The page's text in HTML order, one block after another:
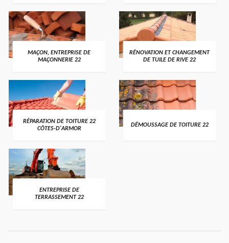
MAÇON, ENTREPRISE DE
MAÇONNERIE 22
RÉNOVATION ET CHANGEMENT
DE TUILE DE RIVE 22
RÉPARATION DE TOITURE 22
CÔTES-D'ARMOR
DÉMOUSSAGE DE TOITURE 22
ENTREPRISE DE
TERRASSEMENT 22